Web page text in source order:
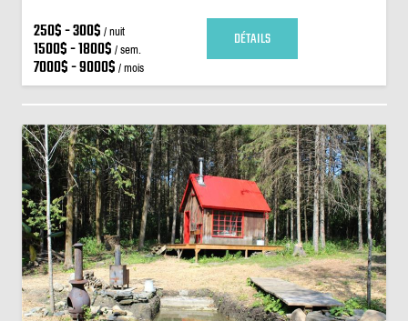
250$ - 300$ / nuit
1500$ - 1800$ / sem.
7000$ - 9000$ / mois
DÉTAILS